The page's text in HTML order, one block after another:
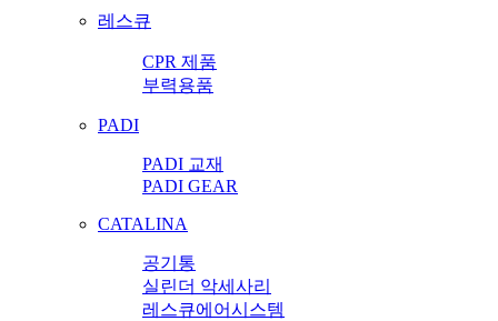
레스큐
CPR 제품
부력용품
PADI
PADI 교재
PADI GEAR
CATALINA
공기통
실린더 악세사리
레스큐에어시스템